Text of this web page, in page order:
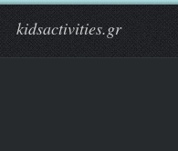
kidsactivities.gr